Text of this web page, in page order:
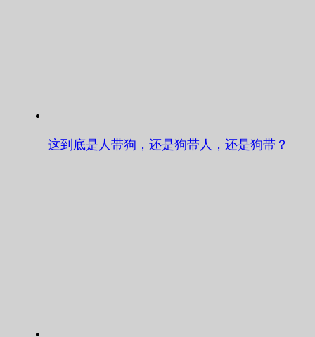
这到底是人带狗，还是狗带人，还是狗带？